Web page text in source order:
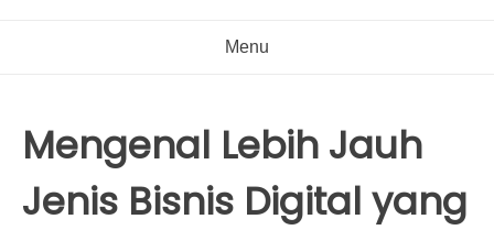
Menu
Mengenal Lebih Jauh
Jenis Bisnis Digital yang